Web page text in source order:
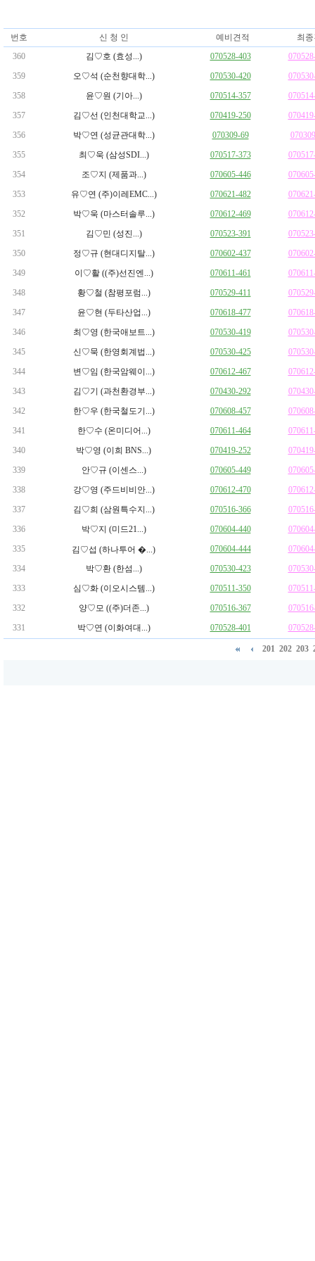
번호 신 청 인 예비견적
최
360
김♡호 (효성...) 070528-403
359
오♡석 (순천향대학...) 070530-420
358
윤♡원 (기아...) 070514-357
357
김♡선 (인천대학교...) 070419-250
356
박♡연 (성균관대학...) 070309-69
355
최♡욱 (삼성SDI...) 070517-373
354
조♡지 (제품과...) 070605-446
353
유♡연 (주)이레EMC...) 070621-482
352
박♡욱 (마스터솔루...) 070612-469
351
김♡민 (성진...) 070523-391
350
정♡규 (현대디지탈...) 070602-437
349
이♡활 ((주)선진엔...) 070611-461
348
황♡철 (참평포럼...) 070529-411
347
윤♡현 (두타산업...) 070618-477
346
최♡영 (한국애보트...) 070530-419
345
신♡묵 (한영회계법...) 070530-425
344
변♡임 (한국암웨이...) 070612-467
343
김♡기 (과천환경부...) 070430-292
342
한♡우 (한국철도기...) 070608-457
341
한♡수 (온미디어...) 070611-464
340
박♡영 (이희 BNS...) 070419-252
339
안♡규 (이센스...) 070605-449
338
강♡영 (주드비비안...) 070612-470
337
김♡희 (삼원특수지...) 070516-366
336
박♡지 (미드21...) 070604-440
335
김♡섭 (하나투어 �...) 070604-444
334
박♡환 (한섬...) 070530-423
333
심♡화 (이오시스템...) 070511-350
332
양♡모 ((주)더존...) 070516-367
331
박♡연 (이화여대...) 070528-401
201 202 203